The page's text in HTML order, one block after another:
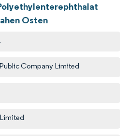
Osten
Company Limited